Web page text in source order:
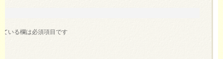
いる欄は必須項目です